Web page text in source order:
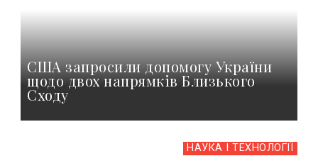
США запросили допомогу України
щодо двох напрямків Близького
Сходу
НАУКА І ТЕХНОЛОГІЇ